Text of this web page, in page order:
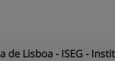
de Lisboa - ISEG -